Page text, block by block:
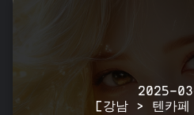
2025-
[강남 > 텐카